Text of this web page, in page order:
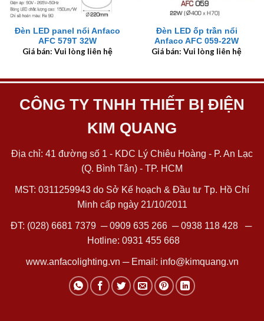
Đèn LED panel nổi Anfaco
AFC 579T 32W
Giá bán: Vui lòng liên hệ
Đèn LED ốp trần nổi
Anfaco AFC 059-22W
Giá bán: Vui lòng liên hệ
CÔNG TY TNHH THIẾT BỊ ĐIỆN
KIM QUANG
Địa chỉ: 41 đường số 1 - KDC Lý Chiêu Hoàng - P. An Lạc
(Q. Bình Tân) - TP. HCM
MST: 0311259943 do Sở Kế hoạch & Đầu tư Tp. Hồ Chí
Minh cấp ngày 21/10/2011
ĐT: (028) 6681 7379 ─0909 635 266─0938 118 428─
Hotline: 0931 455 668
www.anfacolighting.vn ─ Email: info@kimquang.vn